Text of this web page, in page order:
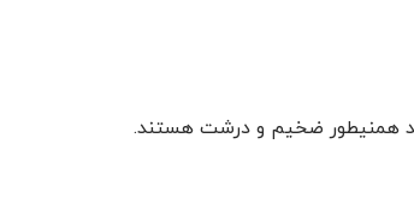
همنیطور ضخیم و درشت هستند.